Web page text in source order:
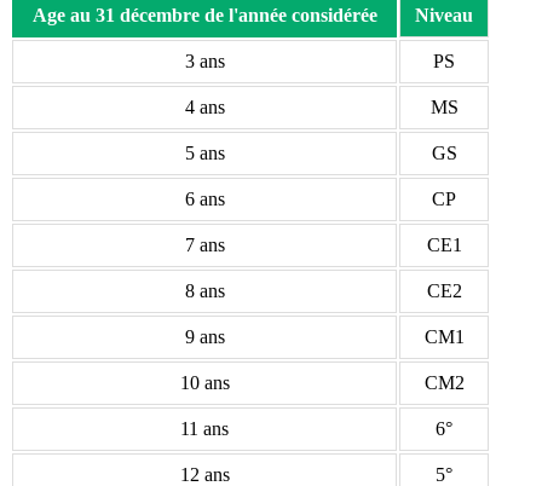
Age au 31 décembre de l'année considérée Niveau
3 ans PS
4 ans MS
5 ans GS
6 ans CP
7 ans CE1
8 ans CE2
9 ans CM1
10 ans CM2
11 ans 6°
12 ans 5°